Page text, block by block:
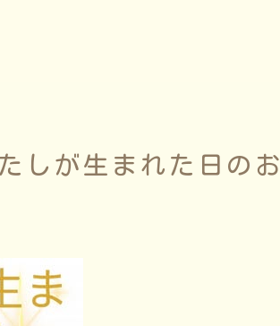
が生まれた日のお